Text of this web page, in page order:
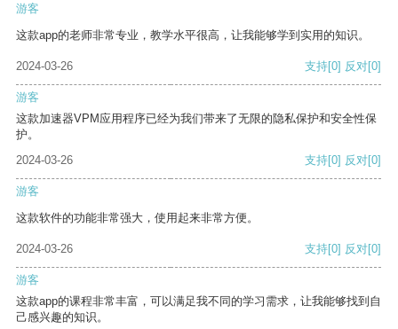
游客
这款app的老师非常专业，教学水平很高，让我能够学到实用的知识。
2024-03-26 支持[0] 反对[0]
游客
这款加速器VPM应用程序已经为我们带来了无限的隐私保护和安全性保
护。
2024-03-26
支持[0] 反对[0]
游客
这款软件的功能非常强大，使用起来非常方便。
2024-03-26 支持[0] 反对[0]
游客
这款app的课程非常丰富，可以满足我不同的学习需求，让我能够找到自
己感兴趣的知识。